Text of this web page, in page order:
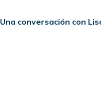
Una conversación con